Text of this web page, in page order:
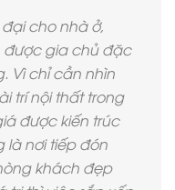
cho nhà ở,
được gia chủ đặc
Vì chỉ cần nhìn
trí nội thất trong
được kiến trúc
là nơi tiếp đón
khách đẹp